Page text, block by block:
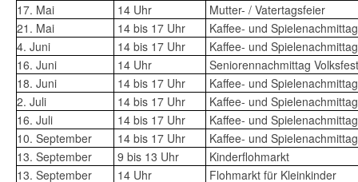
17. Mai
14 Uhr
Mutter- / Vatertagsfeier
21. Mai
14 bis 17 Uhr
Kaffee- und Spielenachmittag
4. Juni
14 bis 17 Uhr
Kaffee- und Spielenachmittag
16. Juni
14 Uhr
Seniorennachmittag Volksfest
18. Juni
14 bis 17 Uhr
Kaffee- und Spielenachmittag
2. Juli
14 bis 17 Uhr
Kaffee- und Spielenachmittag
16. Juli
14 bis 17 Uhr
Kaffee- und Spielenachmittag
10. September
14 bis 17 Uhr
Kaffee- und Spielenachmittag
13. September
9 bis 13 Uhr
Kinderflohmarkt
13. September
14 Uhr
Flohmarkt für Kleinkinder